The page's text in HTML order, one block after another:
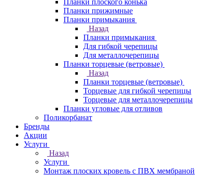
Планки плоского конька
Планки прижимные
Планки примыкания
Назад
Планки примыкания
Для гибкой черепицы
Для металлочерепицы
Планки торцевые (ветровые)
Назад
Планки торцевые (ветровые)
Торцевые для гибкой черепицы
Торцевые для металлочерепицы
Планки угловые для отливов
Поликорбанат
Бренды
Акции
Услуги
Назад
Услуги
Монтаж плоских кровель с ПВХ мембраной